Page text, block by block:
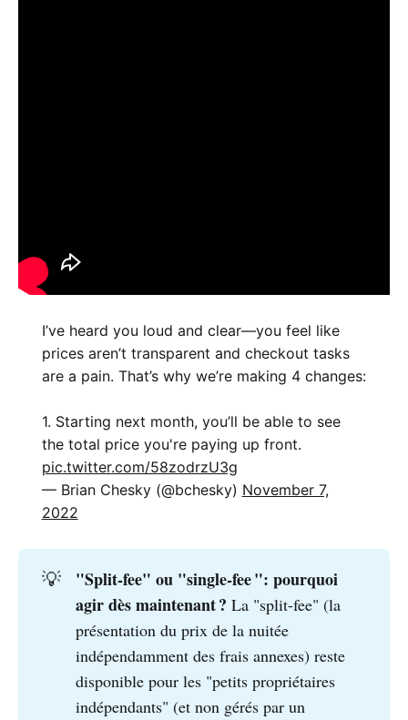
I’ve heard you loud and clear—you feel like
prices aren’t transparent and checkout tasks
are a pain. That’s why we’re making 4 changes:
1. Starting next month, you’ll be able to see
the total price you're paying up front.
pic.twitter.com/58zodrzU3g
— Brian Chesky (@bchesky) November 7,
2022
💡
"Split-fee" ou "single-fee ": pourquoi
agir dès maintenant ? La "split-fee" (la
présentation du prix de la nuitée
indépendamment des frais annexes) reste
disponible pour les "petits propriétaires
indépendants" (et non gérés par un